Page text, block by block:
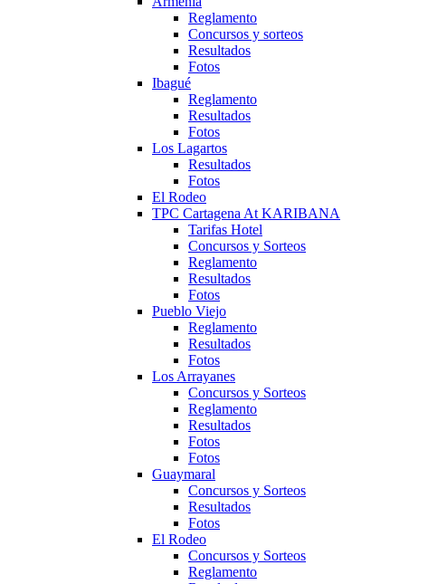
Reglamento
Concursos y sorteos
Resultados
Fotos
Ibagué
Reglamento
Resultados
Fotos
Los Lagartos
Resultados
Fotos
El Rodeo
TPC Cartagena At KARIBANA
Tarifas Hotel
Concursos y Sorteos
Reglamento
Resultados
Fotos
Pueblo Viejo
Reglamento
Resultados
Fotos
Los Arrayanes
Concursos y Sorteos
Reglamento
Resultados
Fotos
Fotos
Guaymaral
Concursos y Sorteos
Resultados
Fotos
El Rodeo
Concursos y Sorteos
Reglamento